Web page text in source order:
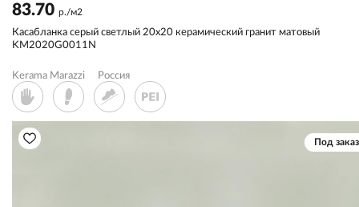
83.70 р./м2
Касабланка серый светлый 20х20 керамический гранит матовый
KM2020G0011N
Kerama Marazzi Россия
Под заказ